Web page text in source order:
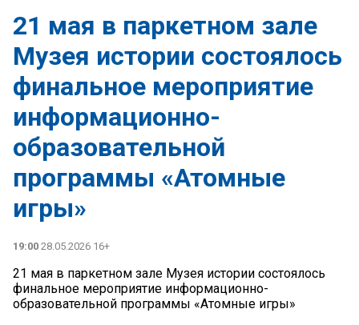
21 мая в паркетном зале
Музея истории состоялось
финальное мероприятие
информационно-
образовательной
программы «Атомные
игры»
19:00 28.05.2026 16+
21 мая в паркетном зале Музея истории состоялось
финальное мероприятие информационно-
образовательной программы «Атомные игры»